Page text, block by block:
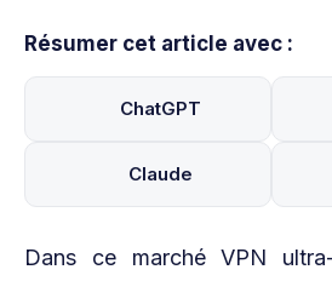
Résumer cet article avec :
ChatGPT
Claude
Dans ce marché VPN